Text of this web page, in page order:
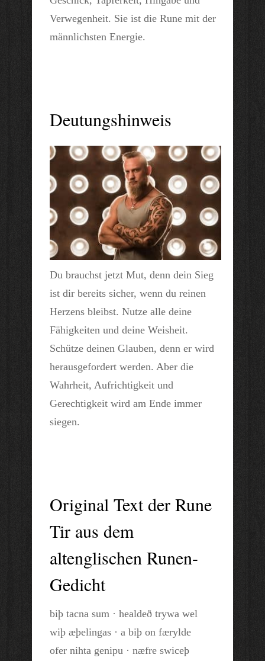
Verwegenheit. Sie ist die Rune mit der
männlichsten Energie.
Deutungshinweis
Du brauchst jetzt Mut, denn dein Sieg
ist dir bereits sicher, wenn du reinen
Herzens bleibst. Nutze alle deine
Fähigkeiten und deine Weisheit.
Schütze deinen Glauben, denn er wird
herausgefordert werden. Aber die
Wahrheit, Aufrichtigkeit und
Gerechtigkeit wird am Ende immer
siegen.
Original Text der Rune
Tir aus dem
altenglischen Runen-
Gedicht
biþ tacna sum · healdeð trywa wel
wiþ æþelingas · a biþ on færylde
ofer nihta genipu · næfre swiceþ